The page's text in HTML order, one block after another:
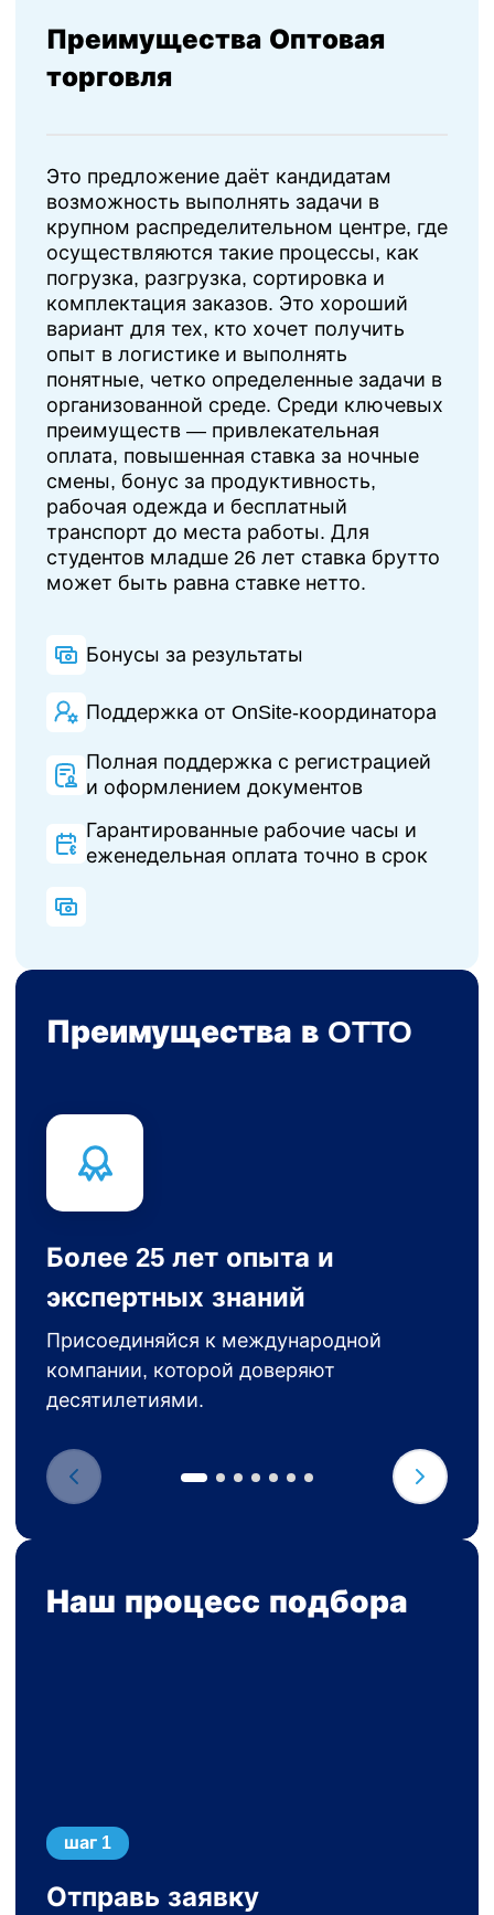
Преимущества Оптовая
торговля
Это предложение даёт кандидатам
возможность выполнять задачи в
крупном распределительном центре, где
осуществляются такие процессы, как
погрузка, разгрузка, сортировка и
комплектация заказов. Это хороший
вариант для тех, кто хочет получить
опыт в логистике и выполнять
понятные, четко определенные задачи в
организованной среде. Среди ключевых
преимуществ — привлекательная
оплата, повышенная ставка за ночные
смены, бонус за продуктивность,
рабочая одежда и бесплатный
транспорт до места работы. Для
студентов младше 26 лет ставка брутто
может быть равна ставке нетто.
Бонусы за результаты
Поддержка от OnSite-координатора
Полная поддержка с регистрацией
и оформлением документов
Гарантированные рабочие часы и
еженедельная оплата точно в срок
Преимущества в OTTO
Более 25 лет опыта и
экспертных знаний
Присоединяйся к международной
компании, которой доверяют
десятилетиями.
Наш процесс подбора
шаг 1
Отправь заявку